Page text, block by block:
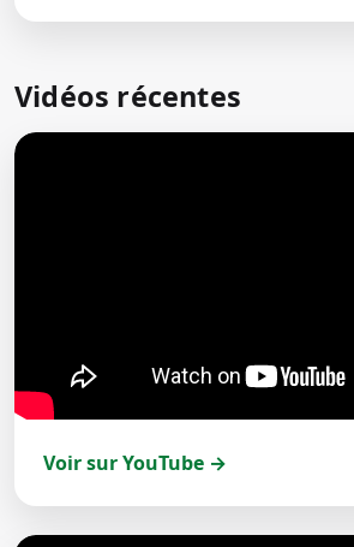
Vidéos récentes
Voir sur YouTube →